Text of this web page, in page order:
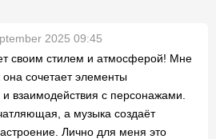
2025 09:45
своим стилем и атмосферой! Мне
она сочетает элементы
взаимодействия с персонажами.
а музыка создаёт
Лично для меня это